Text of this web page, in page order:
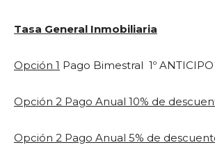
Tasa General Inmobiliaria
Opción 1 Pago Bimestral 1º ANTICIPO
Opción 2 Pago Anual 10% de
Opción 2 Pago Anual 5% de